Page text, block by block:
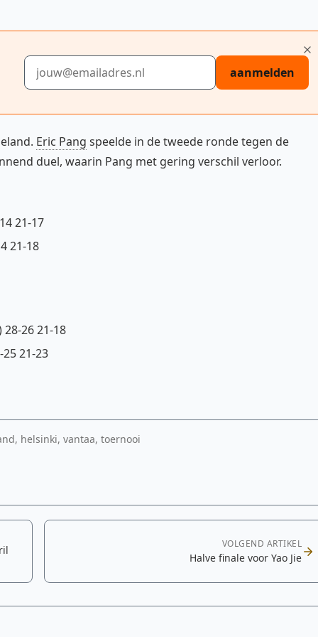
E-mailadres
aanmelden
Eric Pang speelde in de tweede ronde tegen de
duel, waarin Pang met gering verschil verloor.
21-17
21-18
28-26 21-18
21-23
helsinki, vantaa, toernooi
VOLGEND ARTIKEL
Halve finale voor Yao Jie